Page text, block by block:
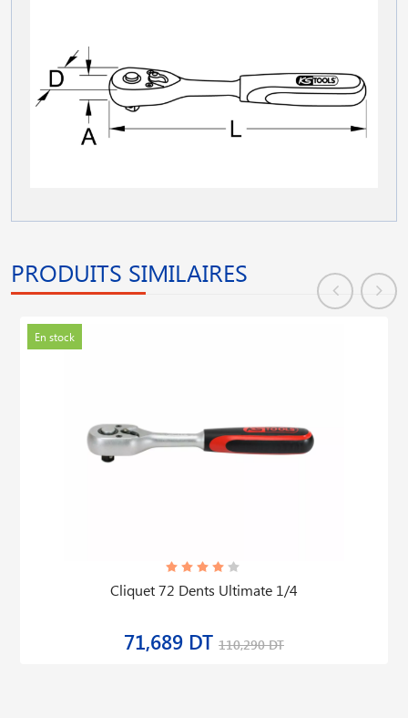
PRODUITS SIMILAIRES
En stock
Cliquet 72 Dents Ultimate 1/4
71,689 DT 110,290 DT